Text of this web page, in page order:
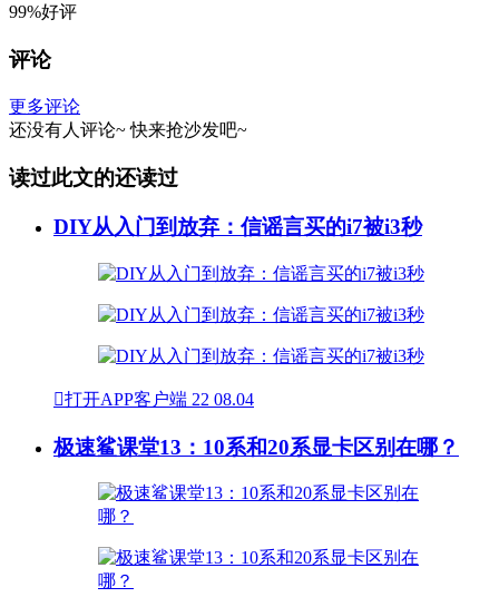
99%好评
评论
更多评论
还没有人评论~ 快来抢沙发吧~
读过此文的还读过
DIY从入门到放弃：信谣言买的i7被i3秒
打开APP客户端 22 08.04
极速鲨课堂13：10系和20系显卡区别在哪？